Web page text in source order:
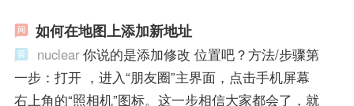
如何在地图上添加新地址
nuclear你说的是添加修改 位置吧？方法/步骤第
一步：打开 ，进入“朋友圈”主界面，点击手机屏幕
右上角的“照相机”图标。这一步相信大家都会了，就